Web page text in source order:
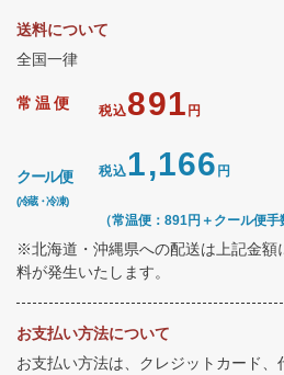
送料について
全国一律
常温便 税込891 円
クール便
(冷蔵・冷凍)
税込1,166 円
（常温便：891円＋クール便手
※北海道・沖縄県への配送は上記金額
料が発生いたします。
お支払い方法について
お支払い方法は、クレジットカード、